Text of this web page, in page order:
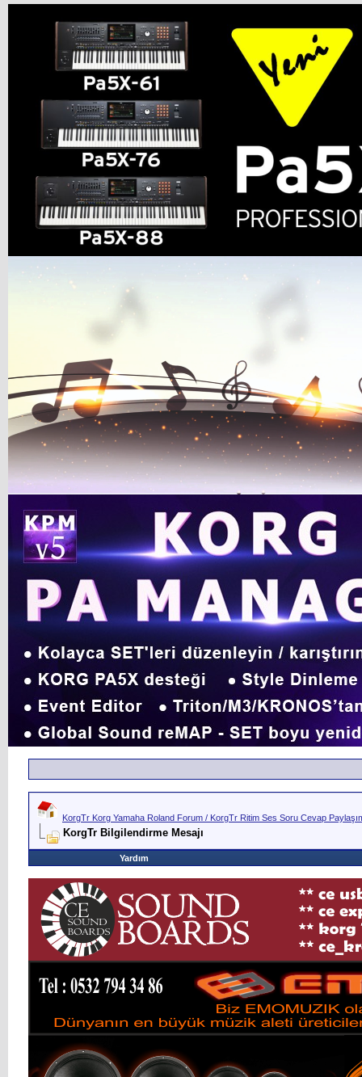
KorgTr Korg Yamaha Roland Forum / KorgTr Ritim Ses Soru Cevap
KorgTr Bilgilendirme Mesajı
Yardım